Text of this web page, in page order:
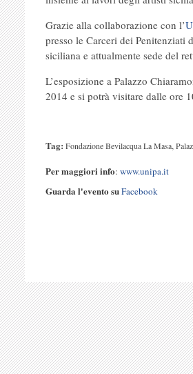
Grazie alla collaborazione con l’
presso le Carceri dei Penitenziati
siciliana e attualmente sede del
L’esposizione a Palazzo
2014 e si potrà visitare dalle ore
Tag: Fondazione Bevilacqua La Masa,
Per maggiori info: www.unipa.it
Guarda l'evento suFacebook